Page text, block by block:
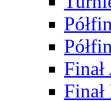
Finał
Finał